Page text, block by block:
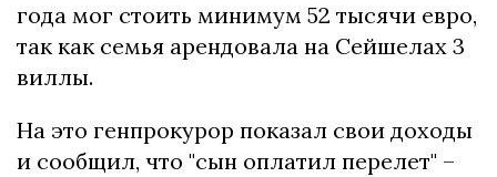
года мог стоить минимум 52 тысячи евро,
так как семья арендовала на Сейшелах 3
виллы.
На это генпрокурор показал свои доходы
и сообщил, что "сын оплатил перелет" –